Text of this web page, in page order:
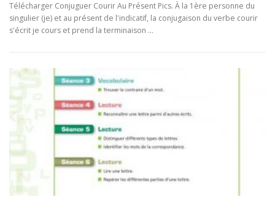
Télécharger Conjuguer Courir Au Présent Pics. À la 1ère personne du
singulier (je) et au présent de l'indicatif, la conjugaison du verbe courir
s'écrit je cours et prend la terminaison …